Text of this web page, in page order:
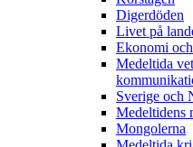
Digerdöden
Livet på
Ekonomi
Medeltida
Sverige och
Medeltidens
Mongolerna